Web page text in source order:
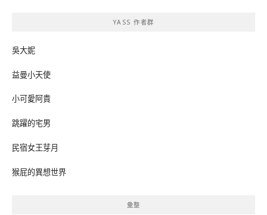
YASS 作者群
吳大妮
益曼小天使
小可愛阿貴
跳躍的宅男
民宿女王芽月
猴屁的異想世界
彙整